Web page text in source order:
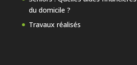
du domicile ?
Travaux réalisés